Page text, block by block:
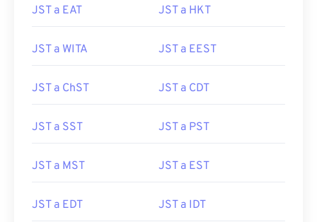
JST a EAT JST a HKT
JST a WITA JST a EEST
JST a ChST JST a CDT
JST a SST JST a PST
JST a MST JST a EST
JST a EDT JST a IDT